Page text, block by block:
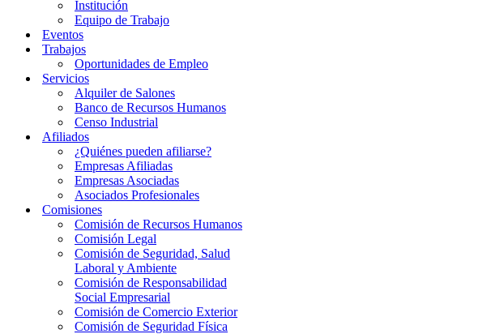
Institución
Equipo de Trabajo
Eventos
Trabajos
Oportunidades de Empleo
Servicios
Alquiler de Salones
Banco de Recursos Humanos
Censo Industrial
Afiliados
¿Quiénes pueden afiliarse?
Empresas Afiliadas
Empresas Asociadas
Asociados Profesionales
Comisiones
Comisión de Recursos Humanos
Comisión Legal
Comisión de Seguridad, Salud
Laboral y Ambiente
Comisión de Responsabilidad
Social Empresarial
Comisión de Comercio Exterior
Comisión de Seguridad Física